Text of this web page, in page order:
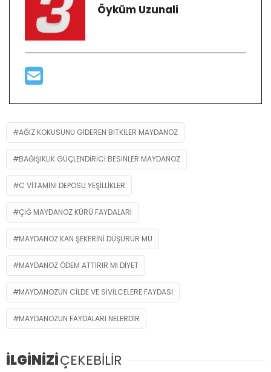
Öyküm Uzunali
AĞIZ KOKUSUNU GIDEREN BITKILER MAYDANOZ
BAĞIŞIKLIK GÜÇLENDIRICI BESINLER MAYDANOZ
C VITAMINI DEPOSU YEŞILLIKLER
ÇIĞ MAYDANOZ KÜRÜ FAYDALARI
MAYDANOZ KAN ŞEKERINI DÜŞÜRÜR MÜ
MAYDANOZ ÖDEM ATTIRIR MI DIYET
MAYDANOZUN CILDE VE SIVILCELERE FAYDASI
MAYDANOZUN FAYDALARI NELERDIR
İLGİNİZİÇEKEBİLİR